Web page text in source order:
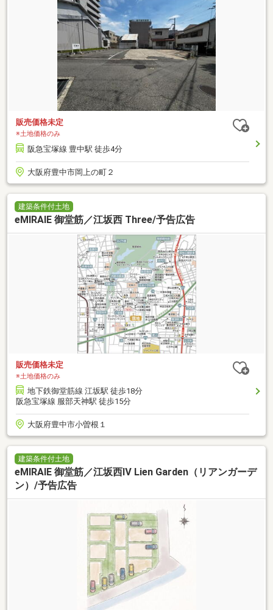
販売価格未定
※土地価格のみ
阪急宝塚線 豊中駅 徒歩4分
大阪府豊中市岡上の町２
建築条件付土地
eMIRAIE 御堂筋／江坂西 Three/予告広告
販売価格未定
※土地価格のみ
地下鉄御堂筋線 江坂駅 徒歩18分
阪急宝塚線 服部天神駅 徒歩15分
大阪府豊中市小曽根１
建築条件付土地
eMIRAIE 御堂筋／江坂西Ⅳ Lien Garden（リアンガーデ
ン）/予告広告